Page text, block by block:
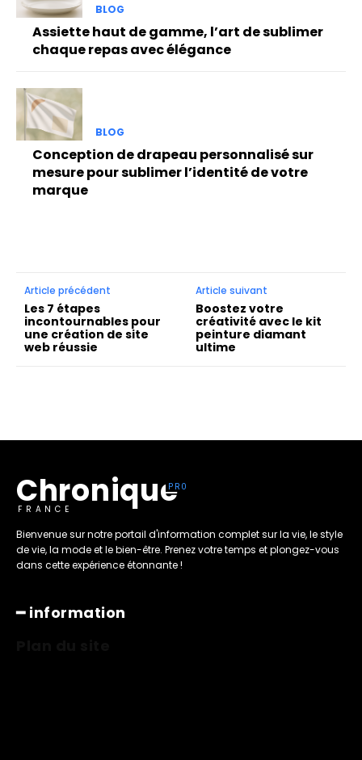
BLOG
Assiette haut de gamme, l’art de sublimer
chaque repas avec élégance
BLOG
Conception de drapeau personnalisé sur
mesure pour sublimer l’identité de votre
marque
Article précédent
Les 7 étapes
incontournables pour
une création de site
web réussie
Article suivant
Boostez votre
créativité avec le kit
peinture diamant
ultime
Chronique
FRANCE
Bienvenue sur notre portail d'information complet sur la vie, le style
de vie, la mode et le bien-être. Prenez votre temps et plongez-vous
dans cette expérience étonnante !
━ information